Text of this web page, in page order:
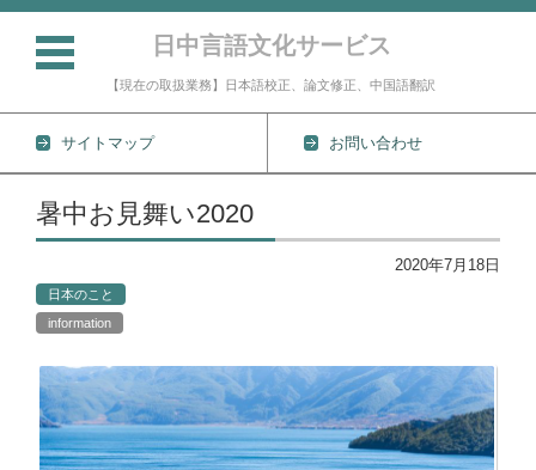
日中言語文化サービス
【現在の取扱業務】日本語校正、論文修正、中国語翻訳
サイトマップ
お問い合わせ
コンテンツに移動
暑中お見舞い2020
2020年7月18日
日本のこと
information